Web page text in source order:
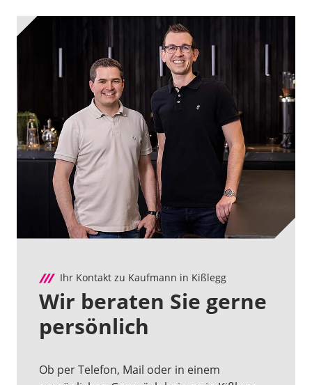
Ihr Kontakt zu Kaufmann in Kißlegg
Wir beraten Sie gerne
persönlich
Ob per Telefon, Mail oder in einem